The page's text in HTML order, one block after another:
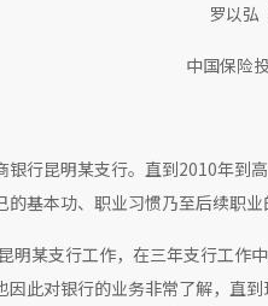
罗以弘
中国保险
银行昆明某支行。直到2010年到
基本功、职业习惯乃至后续职业
明某支行工作，在三年支行工作
此对银行的业务非常了解，直